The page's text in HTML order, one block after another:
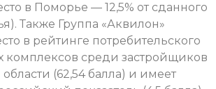
в Поморье — 12,5% от сданного
Также Группа «Аквилон»
в рейтинге потребительского
комплексов среди застройщиков
(62,54 балла) и имеет